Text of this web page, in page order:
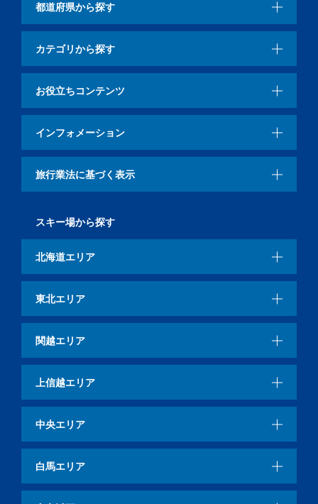
都道府県から探す
カテゴリから探す
お役立ちコンテンツ
インフォメーション
旅行業法に基づく表示
スキー場から探す
北海道エリア
東北エリア
関越エリア
上信越エリア
中央エリア
白馬エリア